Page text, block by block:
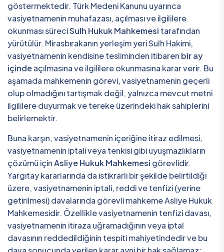
göstermektedir. Türk Medeni Kanunu uyarınca
vasiyetnamenin muhafazası, açılması ve ilgililere
okunması süreciSulh Hukuk Mahkemesi tarafından
yürütülür. Mirasbırakanın yerleşim yeri Sulh Hakimi,
vasiyetnamenin kendisine tesliminden itibaren bir ay
içindeaçılmasına ve ilgililere okunmasına karar verir. Bu
aşamada mahkemenin görevi, vasiyetnamenin geçerli
olup olmadığını tartışmak değil, yalnızca mevcut metni
ilgililere duyurmak ve tereke üzerindeki hak sahiplerini
belirlemektir.
Buna karşın, vasiyetnamenin içeriğine itiraz edilmesi,
vasiyetnamenin iptali veya tenkisi gibi uyuşmazlıkların
çözümü içinAsliye Hukuk Mahkemesi görevlidir.
Yargıtay kararlarında da istikrarlı bir şekilde belirtildiği
üzere, vasiyetnamenin iptali, reddi ve tenfizi (yerine
getirilmesi) davalarında görevli mahkeme Asliye Hukuk
Mahkemesidir. Özellikle vasiyetnamenin tenfizi davası,
vasiyetnamenin itiraza uğramadığının veya iptal
davasının reddedildiğinin tespiti mahiyetindedir ve bu